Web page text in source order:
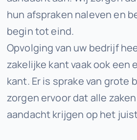
hun afspraken naleven en
begin tot eind.
Opvolging van uw bedrijf
zakelijke kant vaak ook een
kant. Er is sprake van grote
zorgen ervoor dat alle
aandacht krijgen op het